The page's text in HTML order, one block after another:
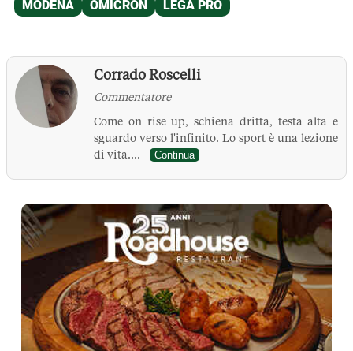
Corrado Roscelli
Commentatore
Come on rise up, schiena dritta, testa alta e
sguardo verso l'infinito. Lo sport è una lezione
di vita....
Continua
La Pressa